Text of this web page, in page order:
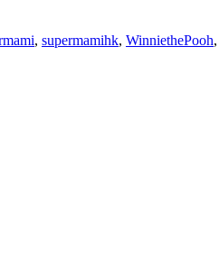
, supermamihk, WinniethePooh,